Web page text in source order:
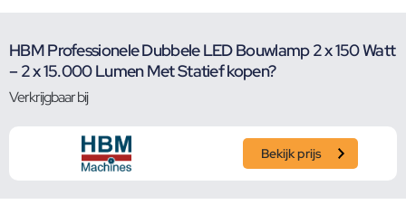
HBM Professionele Dubbele LED Bouwlamp 2 x 150 Watt
– 2 x 15.000 Lumen Met Statief kopen?
Verkrijgbaar bij
Bekijk prijs